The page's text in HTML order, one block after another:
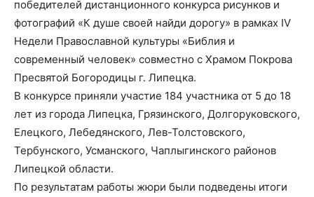
победителей дистанционного конкурса рисунков и
фотографий «К душе своей найди дорогу» в рамках IV
Недели Православной культуры «Библия и
современный человек» совместно с Храмом Покрова
Пресвятой Богородицы г. Липецка.
В конкурсе приняли участие 184 участника от 5 до 18
лет из города Липецка, Грязинского, Долгоруковского,
Елецкого, Лебедянского, Лев-Толстовского,
Тербунского, Усманского, Чаплыгинского районов
Липецкой области.
По результатам работы жюри были подведены итоги